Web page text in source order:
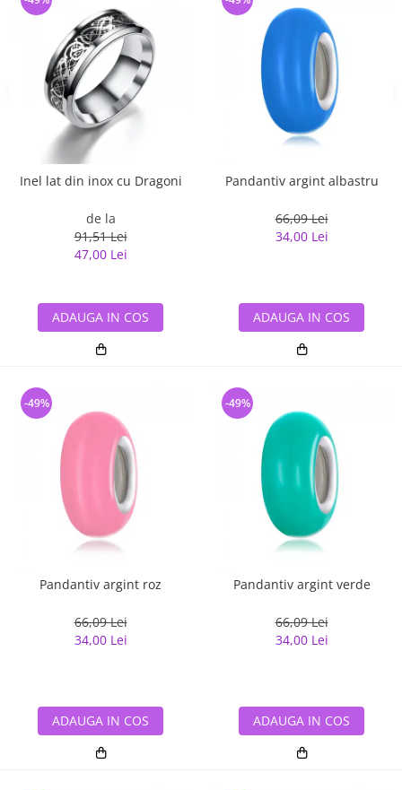
Inel lat din inox cu Dragoni
de la
91,51 Lei
47,00 Lei
ADAUGA IN COS
Pandantiv argint albastru
66,09 Lei
34,00 Lei
ADAUGA IN COS
Pandantiv argint roz
66,09 Lei
34,00 Lei
-49%
ADAUGA IN COS
Pandantiv argint verde
66,09 Lei
34,00 Lei
-49%
ADAUGA IN COS